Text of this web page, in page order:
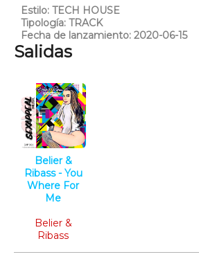
Estilo: TECH HOUSE
Tipología: TRACK
Fecha de lanzamiento: 2020-06-15
Salidas
Belier &
Ribass - You
Where For
Me
Belier &
Ribass